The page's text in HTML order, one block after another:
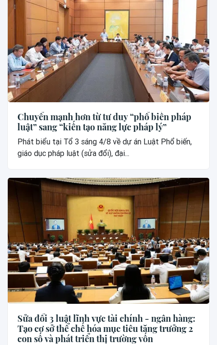
Chuyển mạnh hơn từ tư duy “phổ biến pháp
luật” sang “kiến tạo năng lực pháp lý”
Phát biểu tại Tổ 3 sáng 4/8 về dự án Luật Phổ biến,
giáo dục pháp luật (sửa đổi), đại...
Sửa đổi 3 luật lĩnh vực tài chính - ngân hàng:
Tạo cơ sở thể chế hóa mục tiêu tăng trưởng 2
con số và phát triển thị trường vốn